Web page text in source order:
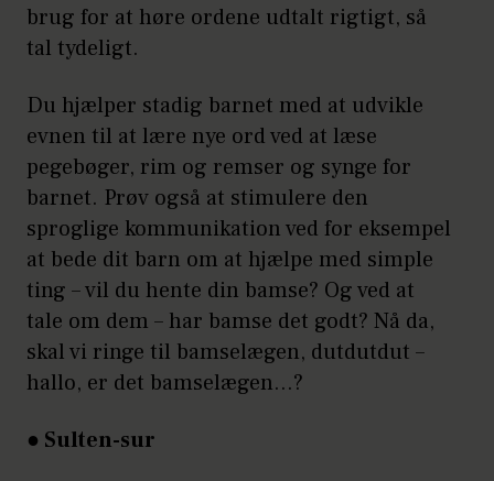
brug for at høre ordene udtalt rigtigt, så
tal tydeligt.
Du hjælper stadig barnet med at udvikle
evnen til at lære nye ord ved at læse
pegebøger, rim og remser og synge for
barnet. Prøv også at stimulere den
sproglige kommunikation ved for eksempel
at bede dit barn om at hjælpe med simple
ting – vil du hente din bamse? Og ved at
tale om dem – har bamse det godt? Nå da,
skal vi ringe til bamselægen, dutdutdut –
hallo, er det bamselægen…?
● Sulten-sur